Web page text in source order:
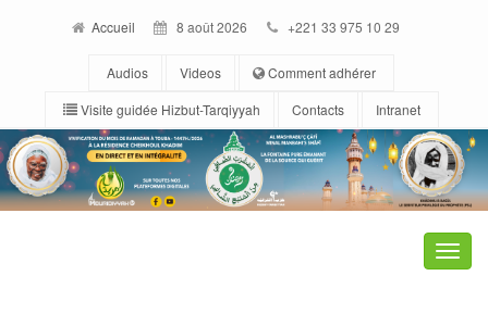
Accueil 8 août 2026 +221 33 975 10 29
Audios Videos
Comment adhérer
Visite guidée Hizbut-Tarqiyyah
Contacts Intranet
Toggle